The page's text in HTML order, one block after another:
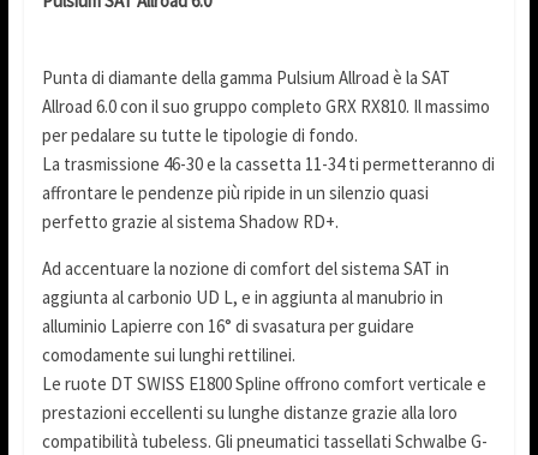
Punta di diamante della gamma Pulsium Allroad è la SAT
Allroad 6.0 con il suo gruppo completo GRX RX810. Il massimo
per pedalare su tutte le tipologie di fondo.
La trasmissione 46-30 e la cassetta 11-34 ti permetteranno di
affrontare le pendenze più ripide in un silenzio quasi
perfetto grazie al sistema Shadow RD+.
Ad accentuare la nozione di comfort del sistema SAT in
aggiunta al carbonio UD L, e in aggiunta al manubrio in
alluminio Lapierre con 16° di svasatura per guidare
comodamente sui lunghi rettilinei.
Le ruote DT SWISS E1800 Spline offrono comfort verticale e
prestazioni eccellenti su lunghe distanze grazie alla loro
compatibilità tubeless. Gli pneumatici tassellati Schwalbe G-